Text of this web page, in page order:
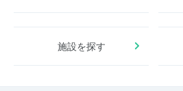
施設を探す